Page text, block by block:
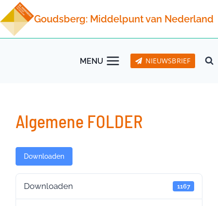
Doorgaan
naar
inhoud
Goudsberg: Middelpunt van Nederland
MENU NIEUWSBRIEF
Algemene FOLDER
Downloaden
Downloaden 1167